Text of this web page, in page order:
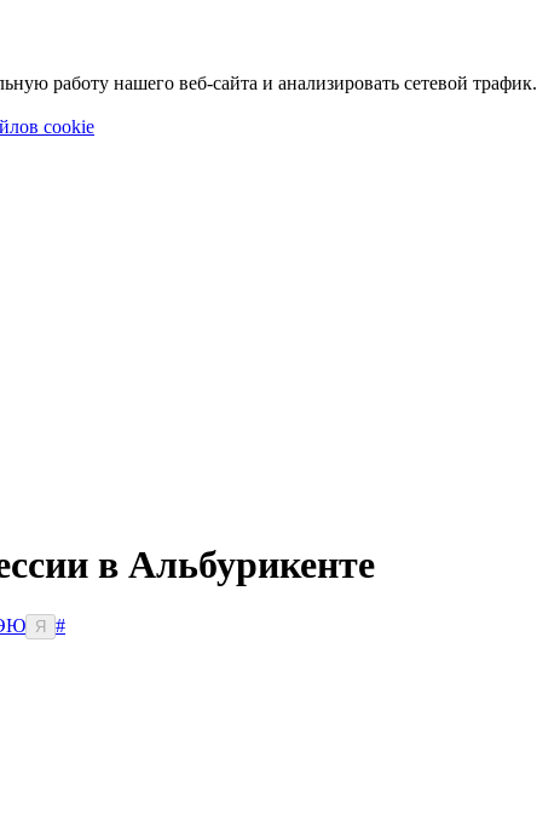
работу нашего веб-сайта и анализировать сетевой трафик.
cookie
в Альбурикенте
Ю Я
#